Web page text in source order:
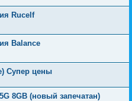
Rucelf
Balance
Супер цены
8GB (новый запечатан)